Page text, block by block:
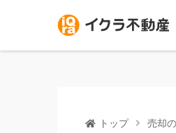
トップ 売却